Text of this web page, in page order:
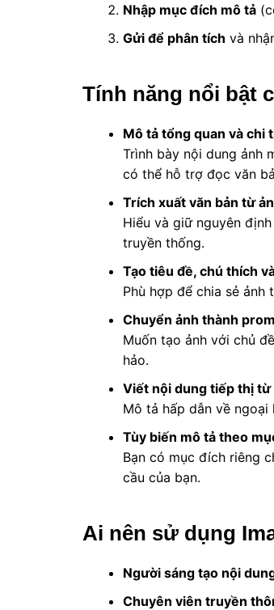
Nhập mục đích mô tả
Gửi để phân tích và
Tính năng nổi bật
Mô tả tổng quan và chi
Trình bày nội dung ảnh
có thể hỗ trợ đọc văn
Trích xuất văn bản từ
Hiểu và giữ nguyên
truyền thống.
Tạo tiêu đề, chú thích
Phù hợp để chia sẻ
Chuyển ảnh thành
Muốn tạo ảnh với chủ
hảo.
Viết nội dung tiếp thị từ
Mô tả hấp dẫn về
Tùy biến mô tả theo
Bạn có mục đích riêng
cầu của bạn.
Ai nên sử dụng
Người sáng tạo nội
Chuyên viên truyền